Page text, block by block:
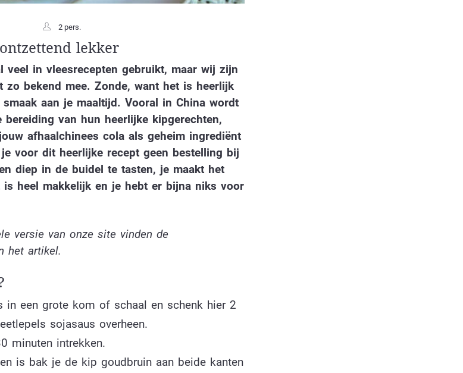
2 pers.
lekker
veel in vleesrecepten gebruikt, maar wij zijn
zo bekend mee. Zonde, want het is heerlijk
aan je maaltijd. Vooral in China wordt
van hun heerlijke kipgerechten,
afhaalchinees cola als geheim ingrediënt
voor dit heerlijke recept geen bestelling bij
diep in de buidel te tasten, je maakt het
is heel makkelijk en je hebt er bijna niks voor
versie van onze site vinden de
het artikel.
in een grote kom of schaal en schenk hier 2
sojasaus overheen.
minuten intrekken.
is bak je de kip goudbruin aan beide kanten